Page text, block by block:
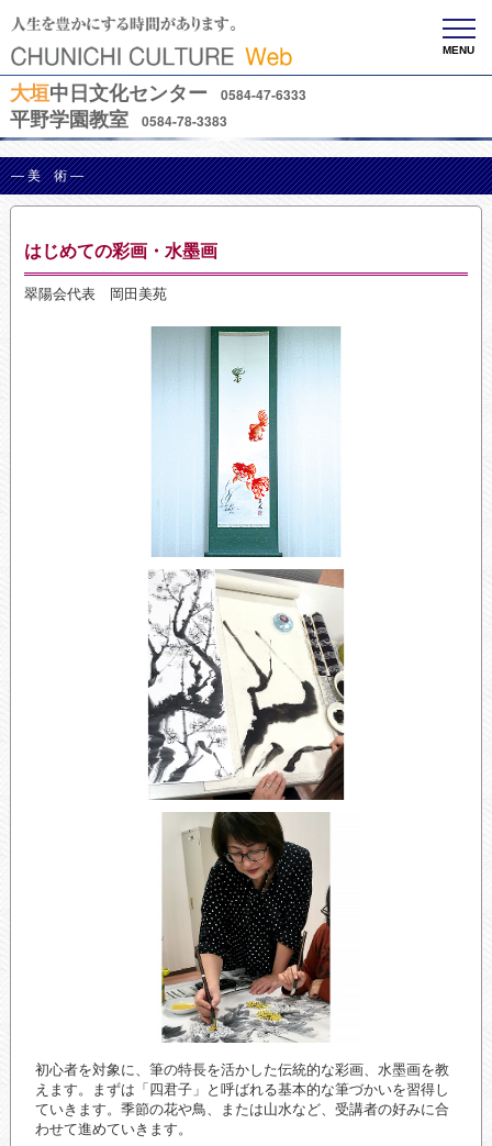
MENU
大垣中日文化センター 0584-47-6333
平野学園教室 0584-78-3383
— 美 術 —
はじめての彩画・水墨画
翠陽会代表 岡田美苑
初心者を対象に、筆の特長を活かした伝統的な彩画、水墨画を教
えます。まずは「四君子」と呼ばれる基本的な筆づかいを習得し
ていきます。季節の花や鳥、または山水など、受講者の好みに合
わせて進めていきます。